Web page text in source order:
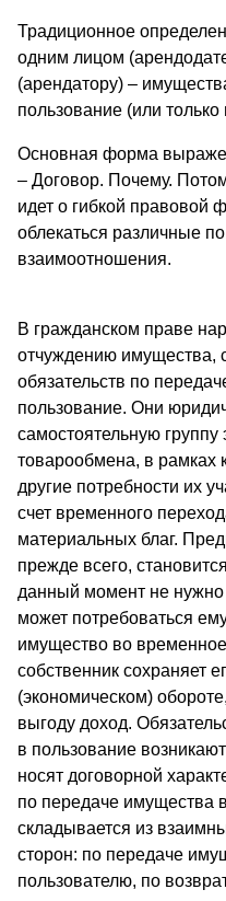
Традиционное
одним лицом
(арендатору) –
пользование (или только
Основная форма
– Договор. Почему.
идет о гибкой правовой
облекаться различные
взаимоотношения.
В гражданском праве
отчуждению имущества,
обязательств по
пользование. Они
самостоя­тельную
товарообмена, в рам­ках
другие потребности их
счет временного
материальных благ.
прежде всего,
данный момент не нужно
может потребоваться
иму­щество во
собственник сох­раняет
(экономическом)
выгоду доход.
в пользование
носят договорной
по передаче имущест­ва
складывается из
сторон: по передаче
пользователю, по